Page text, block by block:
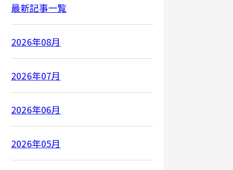
最新記事一覧
2026年08月
2026年07月
2026年06月
2026年05月